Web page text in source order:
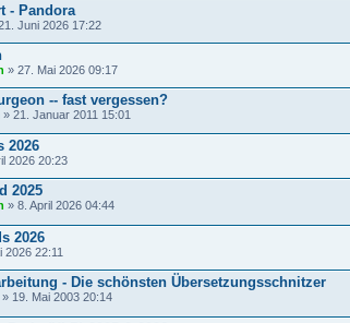
- Pandora
Juni 2026 17:22
» 27. Mai 2026 09:17
-- fast vergessen?
» 21. Januar 2011 15:01
2026
2026 20:23
2025
» 8. April 2026 04:44
2026
2026 22:11
- Die schönsten Übersetzungsschnitzer
» 19. Mai 2003 20:14